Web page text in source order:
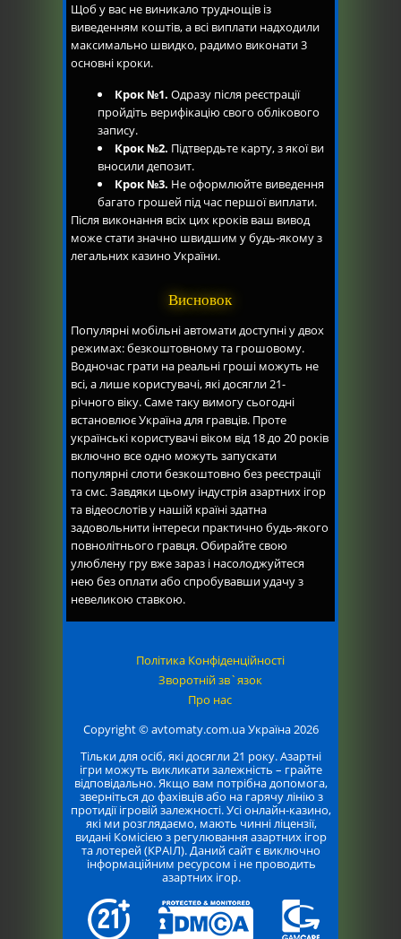
Щоб у вас не виникало труднощів із
виведенням коштів, а всі виплати надходили
максимально швидко, радимо виконати 3
основні кроки.
Крок №1. Одразу після реєстрації
пройдіть верифікацію свого облікового
запису.
Крок №2. Підтвердьте карту, з якої ви
вносили депозит.
Крок №3. Не оформлюйте виведення
багато грошей під час першої виплати.
Після виконання всіх цих кроків ваш вивод
може стати значно швидшим у будь-якому з
легальних казино України.
Висновок
Популярні мобільні автомати доступні у двох
режимах: безкоштовному та грошовому.
Водночас грати на реальні гроші можуть не
всі, а лише користувачі, які досягли 21-
річного віку. Саме таку вимогу сьогодні
встановлює Україна для гравців. Проте
українські користувачі віком від 18 до 20 років
включно все одно можуть запускати
популярні слоти безкоштовно без реєстрації
та смс. Завдяки цьому індустрія азартних ігор
та відеослотів у нашій країні здатна
задовольнити інтереси практично будь-якого
повнолітнього гравця. Обирайте свою
улюблену гру вже зараз і насолоджуйтеся
нею без оплати або спробувавши удачу з
невеликою ставкою.
Політика Конфіденційності
Зворотній зв`язок
Про нас
Copyright © avtomaty.com.ua Україна 2026
Тільки для осіб, які досягли 21 року. Азартні
ігри можуть викликати залежність – грайте
відповідально. Якщо вам потрібна допомога,
зверніться до фахівців або на гарячу лінію з
протидії ігровій залежності. Усі онлайн-казино,
які ми розглядаємо, мають чинні ліцензії,
видані Комісією з регулювання азартних ігор
та лотерей (КРАІЛ). Даний сайт є виключно
інформаційним ресурсом і не проводить
азартних ігор.